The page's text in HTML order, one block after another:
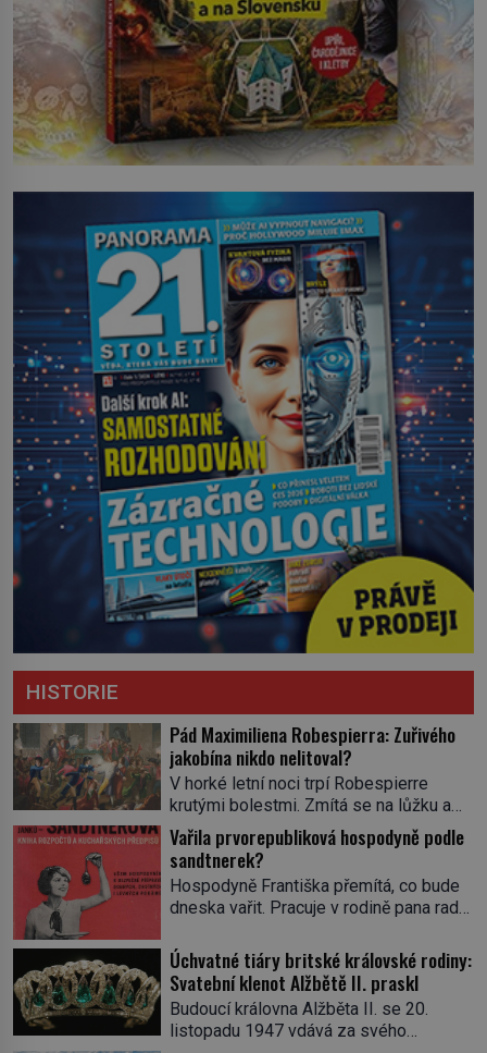
HISTORIE
Pád Maximiliena Robespierra: Zuřivého
jakobína nikdo nelitoval?
V horké letní noci trpí Robespierre
krutými bolestmi. Zmítá se na lůžku a
hlavou mu víří kolotoč myšlenek. Když
se probere z mdlob, vzpomene si na
jednu z pařížských jasnovidek, kterou
před lety navštívil. Prorokovala mu
tragický osud. Tehdy se jí vysmál.
prohlásil o něm jiný významný
francouzský revolucionář, Honoré de
Mirabeau […]
Vařila prvorepubliková hospodyně podle
sandtnerek?
Hospodyně Františka přemítá, co bude
dneska vařit. Pracuje v rodině pana rady
rychle v jedné ze „sandtnerek“.
„Zaplaťpánbůh, že už nemusíme chodit
s lístky,“ povzdechne si směrem ke
služce, kterou má v kuchyni k ruce.
Ještě v prvních letech nové republiky
Úchvatné tiáry britské královské rodiny:
Svatební klenot Alžbětě II. praskl
Budoucí královna Alžběta II. se 20.
listopadu 1947 vdává za svého